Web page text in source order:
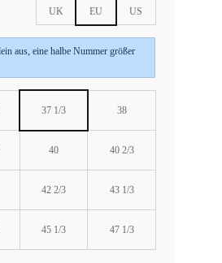
UK EU US
aus, eine halbe Nummer größer
37 1/3 38
40 40 2/3
42 2/3 43 1/3
45 1/3 47 1/3